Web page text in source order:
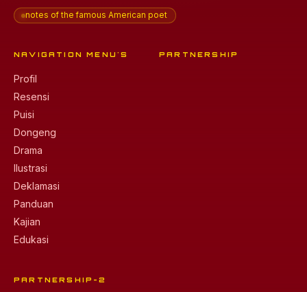
notes of the famous American poet
NAVIGATION MENU'S
Profil
Resensi
Puisi
Dongeng
Drama
Ilustrasi
Deklamasi
Panduan
Kajian
Edukasi
PARTNERSHIP
PARTNERSHIP-2